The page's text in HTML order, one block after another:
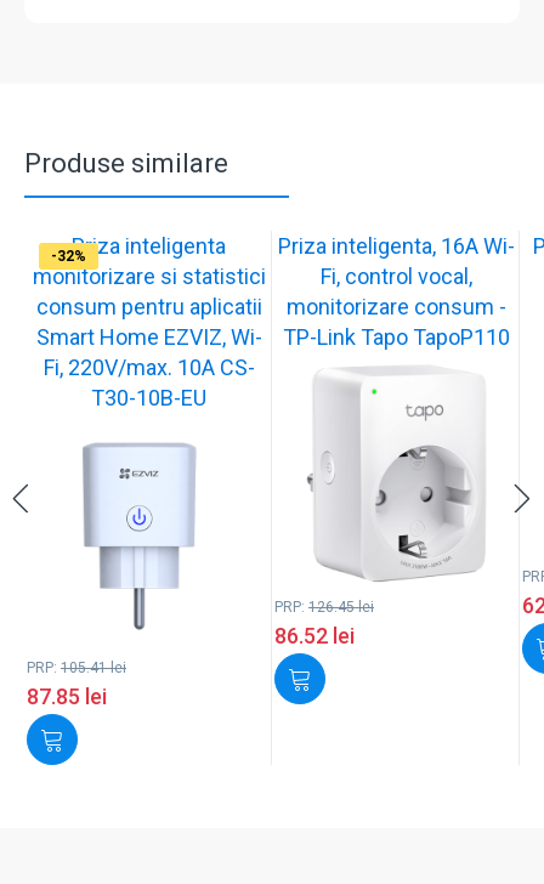
Produse similare
-17%Priza inteligenta
monitorizare si statistici
consum pentru aplicatii
Smart Home EZVIZ, Wi-
Fi, 220V/max. 10A CS-
T30-10B-EU
PRP: 105.41lei
87.85 lei
-32%
Priza inteligenta, 16A Wi-
Fi, control vocal,
monitorizare consum -
TP-Link Tapo TapoP110
PRP: 126.45lei
86.52 lei
-32%
-32%